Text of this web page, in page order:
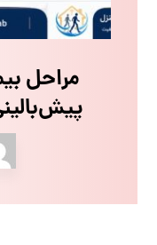
مراحل